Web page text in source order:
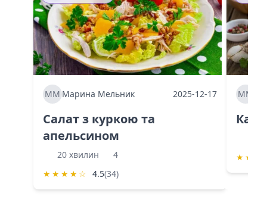
ММ Марина Мельник 2025-12-17
Салат з куркою та
апельсином
20 хвилин
4
★ ★ ★ ★ ☆ 4.5(34)
ММ
★ ★